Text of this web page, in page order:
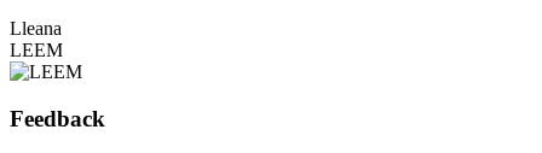
Lleana
LEEM
Feedback